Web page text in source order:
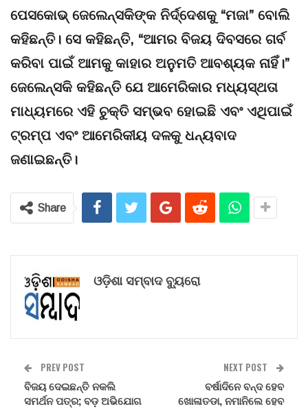
ପେସକୋଭ୍ ଜେଲେନ୍ସକିଙ୍କ ନିର୍ଦ୍ଦେଶକୁ “ମଜା” ବୋଲି
କହିଛନ୍ତି। ସେ କହିଛନ୍ତି, “ଆମର ବିଜୟ ଦିବସରେ ଗର୍ବ
କରିବା ପାଇଁ ଆମକୁ କାହାର ଅନୁମତି ଆବଶ୍ୟକ ନାହିଁ।”
ଜେଲେନ୍ସକି କହିଛନ୍ତି ଯେ ଆମେରିକାର ମଧ୍ୟସ୍ଥତା
ମାଧ୍ୟମରେ ଏହି ଚୁକ୍ତି ସମ୍ଭବ ହୋଇଛି ଏବଂ ଏଥିପାଇଁ
ଟ୍ରମ୍ପ ଏବଂ ଆମେରିକୀୟ ଦଳକୁ ଧନ୍ୟବାଦ
ଜଣାଇଛନ୍ତି।
Share
ଓଡ଼ିଶା ସମ୍ବାଦ ବ୍ୟୁରୋ
PREV POST
ବିଜୟ ଦେଇଛନ୍ତି ନକଲି
ସମର୍ଥନ ପତ୍ର; ବଡ଼ ଅଭିଯୋଗ
NEXT POST
ବର୍ଷାଦିନେ ବନ୍ଦ ହେବ
ଖୋଳାତଡା, ନମାନିଲେ ହେବ